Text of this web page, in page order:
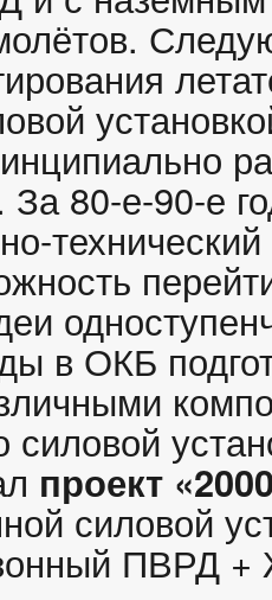
80-е-90-е
в ОКБ
силовой
проект
силовой
ПВРД